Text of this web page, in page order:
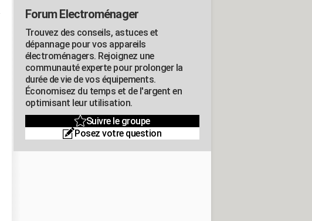
Forum Electroménager
Trouvez des conseils, astuces et
dépannage pour vos appareils
électroménagers. Rejoignez une
communauté experte pour prolonger la
durée de vie de vos équipements.
Économisez du temps et de l'argent en
optimisant leur utilisation.
Suivre le groupe
Posez votre question